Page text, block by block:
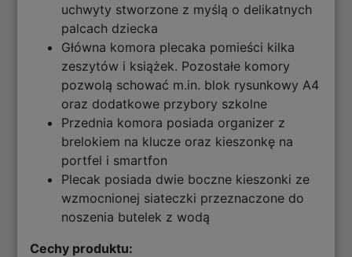
uchwyty stworzone z myślą o delikatnych
palcach dziecka
Główna komora plecaka pomieści kilka
zeszytów i książek. Pozostałe komory
pozwolą schować m.in. blok rysunkowy A4
oraz dodatkowe przybory szkolne
Przednia komora posiada organizer z
brelokiem na klucze oraz kieszonkę na
portfel i smartfon
Plecak posiada dwie boczne kieszonki ze
wzmocnionej siateczki przeznaczone do
noszenia butelek z wodą
Cechy produktu: